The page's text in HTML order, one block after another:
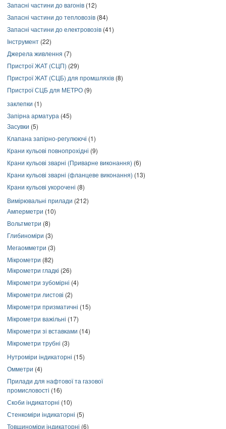
Запасні частини до вагонів (12)
Запасні частини до тепловозів (84)
Запасні частини до електровозів (41)
Інструмент (22)
Джерела живлення (7)
Пристрої ЖАТ (СЦП) (29)
Пристрої ЖАТ (СЦБ) для промшляхів (8)
Пристрої СЦБ для МЕТРО (9)
заклепки (1)
Запірна арматура (45)
Засувки (5)
Клапана запірно-регулюючі (1)
Крани кульові повнопрохідні (9)
Крани кульові зварні (Приварне виконання) (6)
Крани кульові зварні (фланцеве виконання) (13)
Крани кульові укорочені (8)
Вимірювальні прилади (212)
Амперметри (10)
Вольтметри (8)
Глибиноміри (3)
Мегаомметри (3)
Мікрометри (82)
Мікрометри гладкі (26)
Мікрометри зубомірні (4)
Мікрометри листові (2)
Мікрометри призматичні (15)
Мікрометри важільні (17)
Мікрометри зі вставками (14)
Мікрометри трубні (3)
Нутроміри індикаторні (15)
Омметри (4)
Прилади для нафтової та газової
промисловості (16)
Скоби індикаторні (10)
Стенкоміри індикаторні (5)
Товщиноміри індикаторні (6)